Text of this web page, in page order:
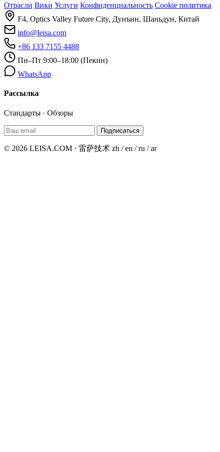
Отрасли Вики Услуги Конфиденциальность Cookie политика
F4, Optics Valley Future City, Дунъин, Шаньдун, Китай
info@leisa.com
+86 133 7155 4488
Пн–Пт 9:00–18:00 (Пекин)
WhatsApp
Рассылка
Стандарты · Обзоры
Подписаться
© 2026 LEISA.COM · 雷萨技术 zh / en / ru / ar